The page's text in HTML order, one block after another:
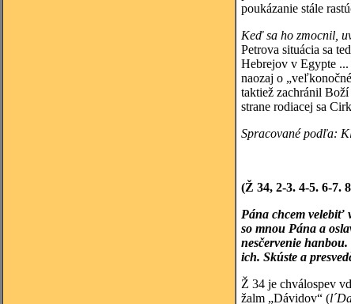
poukázanie stále
Keď sa ho zmocnil,
Petrova situácia sa
Hebrejov v Egypte ...
naozaj o
taktiež zachránil
strane rodiacej sa
Spracované podľa:
(Ž 34, 2-3. 4-5. 6-7.
Pána chcem velebiť
so mnou Pána a
nesčervenie
ich. Skúste a
Ž 34 je chválospev
žalm „Dávidov“ (